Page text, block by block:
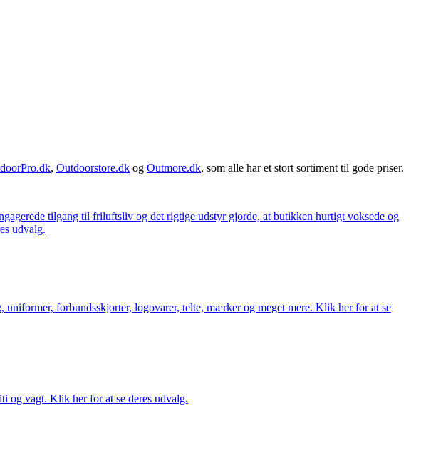
, Outdoorstore.dk og Outmore.dk, som alle har et stort sortiment til gode priser.
tilgang til friluftsliv og det rigtige udstyr gjorde, at butikken hurtigt voksede og
udvalg.
forbundsskjorter, logovarer, telte, mærker og meget mere. Klik her for at se
og vagt. Klik her for at se deres udvalg.